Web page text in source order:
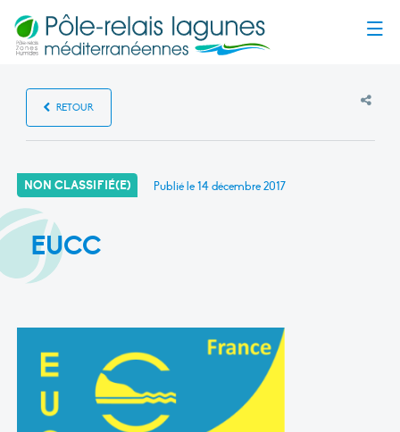
RETOUR
NON CLASSIFIÉ(E) Publié le14 décembre 2017
EUCC